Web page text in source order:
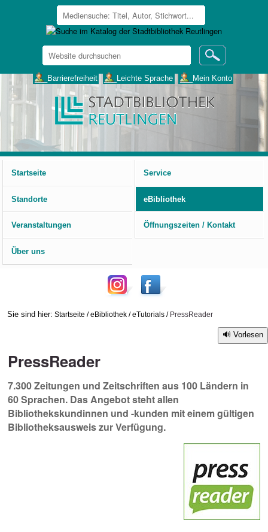
Website
durchsuchen
___Barrierefreiheit ___Leichte Sprache ___Mein Konto
Startseite
Service
Standorte eBibliothek
Veranstaltungen Öffnungszeiten / Kontakt
Über uns
Sie sind hier: Startseite /eBibliothek /eTutorials / PressReader
Vorlesen
PressReader
7.300 Zeitungen und Zeitschriften aus 100 Ländern in
60 Sprachen. Das Angebot steht allen
Bibliothekskundinnen und -kunden mit einem gültigen
Bibliotheksausweis zur Verfügung.